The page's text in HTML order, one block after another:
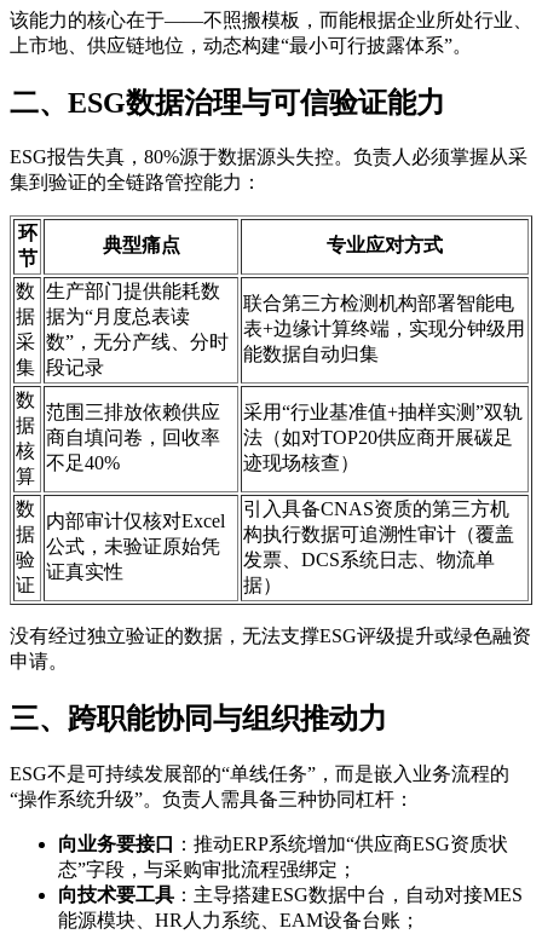
该能力的核心在于——不照搬模板，而能根据企业所处行业、
上市地、供应链地位，动态构建“最小可行披露体系”。
二、ESG数据治理与可信验证能力
ESG报告失真，80%源于数据源头失控。负责人必须掌握从采
集到验证的全链路管控能力：
环
节
典型痛点 专业应对方式
数
据
采
集
生产部门提供能耗数
据为“月度总表读
数”，无分产线、分时
段记录
联合第三方检测机构部署智能电
表+边缘计算终端，实现分钟级用
能数据自动归集
数
据
核
算
范围三排放依赖供应
商自填问卷，回收率
不足40%
采用“行业基准值+抽样实测”双轨
法（如对TOP20供应商开展碳足
迹现场核查）
数
据
验
证
内部审计仅核对Excel
公式，未验证原始凭
证真实性
引入具备CNAS资质的第三方机
构执行数据可追溯性审计（覆盖
发票、DCS系统日志、物流单
据）
没有经过独立验证的数据，无法支撑ESG评级提升或绿色融资
申请。
三、跨职能协同与组织推动力
ESG不是可持续发展部的“单线任务”，而是嵌入业务流程的
“操作系统升级”。负责人需具备三种协同杠杆：
向业务要接口
：推动ERP系统增加“供应商ESG资质状
态”字段，与采购审批流程强绑定；
向技术要工具 ：主导搭建ESG数据中台，自动对接MES
能源模块、HR人力系统、EAM设备台账；